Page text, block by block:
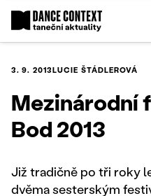
3. 9. 2013LUCIE ŠTÁDLEROVÁ
Mezinárodní
Bod 2013
Již tradičně po tři roky
dvěma sesterským